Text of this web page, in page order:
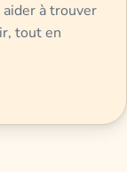
aider à trouver
tout en